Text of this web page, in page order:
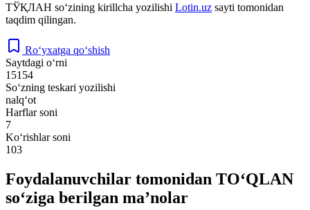
ТЎҚЛАН so‘zining kirillcha yozilishi Lotin.uz sayti tomonidan
taqdim qilingan.
Ro‘yxatga qo‘shish
Saytdagi o‘rni
15154
So‘zning teskari yozilishi
nalq‘ot
Harflar soni
7
Ko‘rishlar soni
103
Foydalanuvchilar tomonidan TO‘QLAN
so‘ziga berilgan ma’nolar